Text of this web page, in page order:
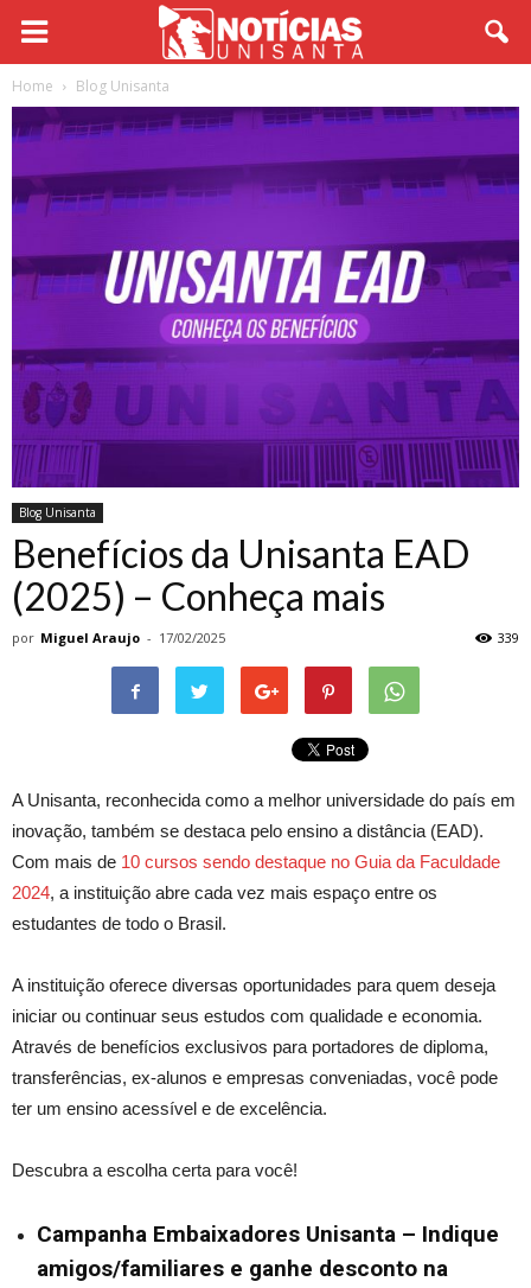
Home Blog Unisanta
Blog Unisanta
Benefícios da Unisanta EAD
(2025) – Conheça mais
por Miguel Araujo - 17/02/2025 339
A Unisanta, reconhecida como a melhor universidade do país em
inovação, também se destaca pelo ensino a distância (EAD).
Com mais de 10 cursos sendo destaque no Guia da Faculdade
2024, a instituição abre cada vez mais espaço entre os
estudantes de todo o Brasil.
A instituição oferece diversas oportunidades para quem deseja
iniciar ou continuar seus estudos com qualidade e economia.
Através de benefícios exclusivos para portadores de diploma,
transferências, ex-alunos e empresas conveniadas, você pode
ter um ensino acessível e de excelência.
Descubra a escolha certa para você!
Campanha Embaixadores Unisanta – Indique
amigos/familiares e ganhe desconto na